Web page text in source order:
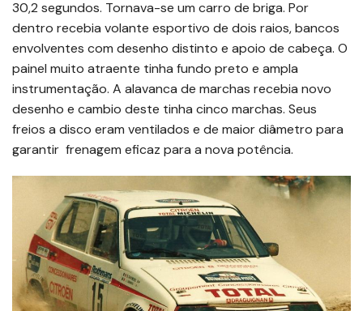
30,2 segundos. Tornava-se um carro de briga. Por
dentro recebia volante esportivo de dois raios, bancos
envolventes com desenho distinto e apoio de cabeça. O
painel muito atraente tinha fundo preto e ampla
instrumentação. A alavanca de marchas recebia novo
desenho e cambio deste tinha cinco marchas. Seus
freios a disco eram ventilados e de maior diâmetro para
garantir frenagem eficaz para a nova potência.